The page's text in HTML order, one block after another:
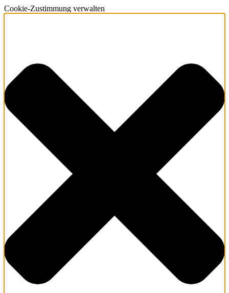
Cookie-Zustimmung verwalten